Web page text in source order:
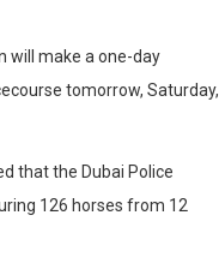
will make a one-day
tomorrow, Saturday,
that the Dubai Police
126 horses from 12